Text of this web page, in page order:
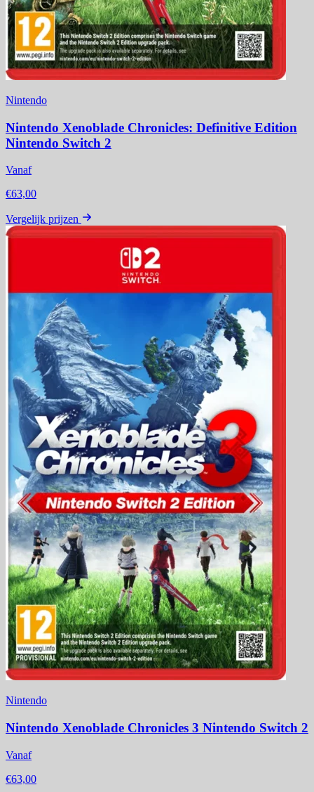
Nintendo
Nintendo Xenoblade Chronicles: Definitive Edition
Nintendo Switch 2
Vanaf
€63,00
Vergelijk prijzen
Nintendo
Nintendo Xenoblade Chronicles 3 Nintendo Switch 2
Vanaf
€63,00